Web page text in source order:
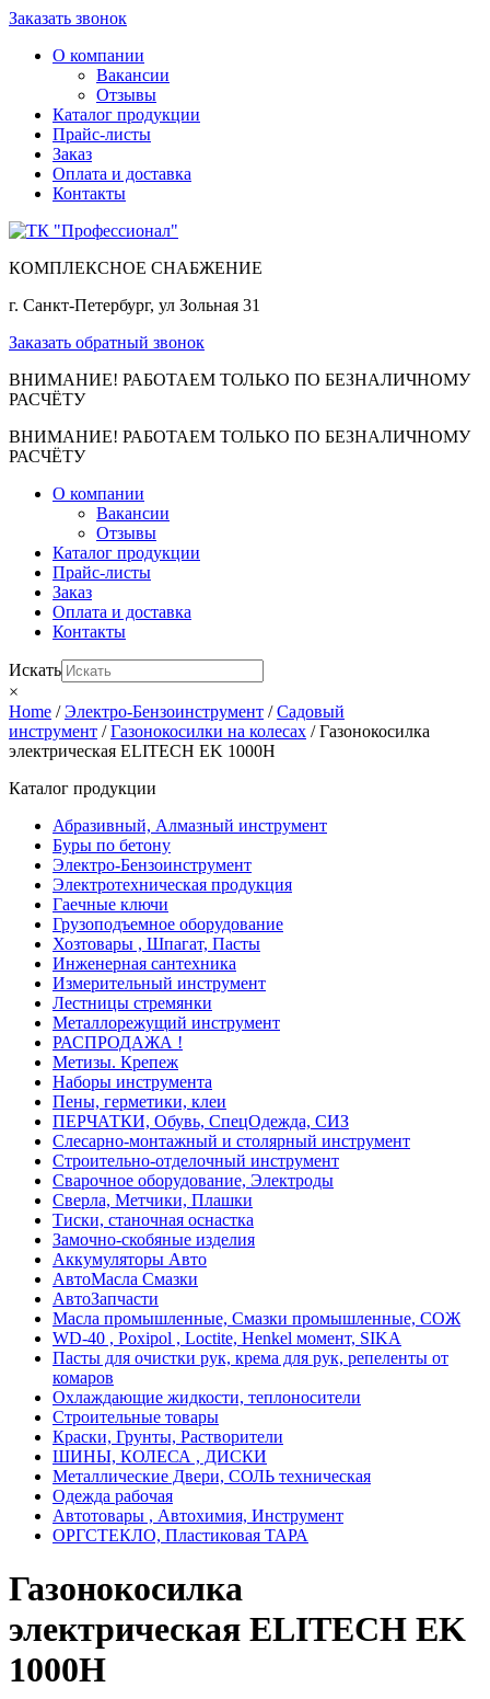
Заказать звонок
О компании
Вакансии
Отзывы
Каталог продукции
Прайс-листы
Заказ
Оплата и доставка
Контакты
КОМПЛЕКСНОЕ СНАБЖЕНИЕ
г. Санкт-Петербург, ул Зольная 31
Заказать обратный звонок
ВНИМАНИЕ! РАБОТАЕМ ТОЛЬКО ПО БЕЗНАЛИЧНОМУ
РАСЧЁТУ
ВНИМАНИЕ! РАБОТАЕМ ТОЛЬКО ПО БЕЗНАЛИЧНОМУ
РАСЧЁТУ
О компании
Вакансии
Отзывы
Каталог продукции
Прайс-листы
Заказ
Оплата и доставка
Контакты
Искать
×
Home /Электро-Бензоинструмент /Садовый
инструмент /Газонокосилки на колесах / Газонокосилка
электрическая ELITECH EK 1000Н
Каталог продукции
Абразивный, Алмазный инструмент
Буры по бетону
Электро-Бензоинструмент
Электротехническая продукция
Гаечные ключи
Грузоподъемное оборудование
Хозтовары , Шпагат, Пасты
Инженерная сантехника
Измерительный инструмент
Лестницы стремянки
Металлорежущий инструмент
РАСПРОДАЖА !
Метизы. Крепеж
Наборы инструмента
Пены, герметики, клеи
ПЕРЧАТКИ, Обувь, СпецОдежда, СИЗ
Слесарно-монтажный и столярный инструмент
Строительно-отделочный инструмент
Сварочное оборудование, Электроды
Сверла, Метчики, Плашки
Тиски, станочная оснастка
Замочно-скобяные изделия
Аккумуляторы Авто
АвтоМасла Смазки
АвтоЗапчасти
Масла промышленные, Смазки промышленные, СОЖ
WD-40 , Poxipol , Loctite, Henkel момент, SIKA
Пасты для очистки рук, крема для рук, репеленты от
комаров
Охлаждающие жидкости, теплоносители
Строительные товары
Краски, Грунты, Растворители
ШИНЫ, КОЛЕСА , ДИСКИ
Металлические Двери, СОЛЬ техническая
Одежда рабочая
Автотовары , Автохимия, Инструмент
ОРГСТЕКЛО, Пластиковая ТАРА
Газонокосилка
электрическая ELITECH EK
1000Н